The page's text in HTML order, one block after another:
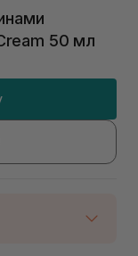
50 мл